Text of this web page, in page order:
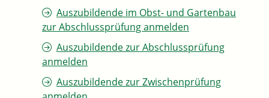
Auszubildende im Obst- und Gartenbau
zur Abschlussprüfung anmelden
Auszubildende zur Abschlussprüfung
anmelden
Auszubildende zur Zwischenprüfung